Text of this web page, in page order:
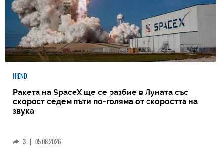
HIEND
Ракета на SpaceX ще се разбие в Луната със
скорост седем пъти по-голяма от скоростта на
звука
3 | 05.08.2026